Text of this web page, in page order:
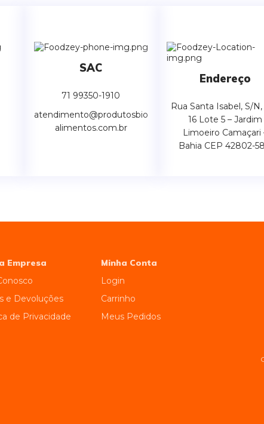
SAC
71 99350-1910
atendimento@produtosbio
alimentos.com.br
Endereço
Rua Santa Isabel, S/N,
16 Lote 5 – Jardim
Limoeiro Camaçari
Bahia CEP 42802-
Empresa
e Devoluções
de Privacidade
Minha Conta
Login
Carrinho
Meus Pedidos